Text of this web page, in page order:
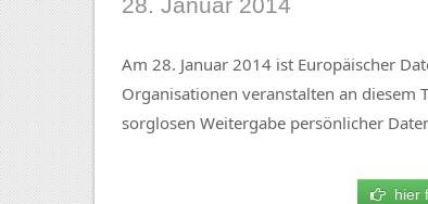
Am 28. Januar 2014 ist Europäischer
Organisationen veranstalten an diesem
sorglosen Weitergabe persönlicher
hier